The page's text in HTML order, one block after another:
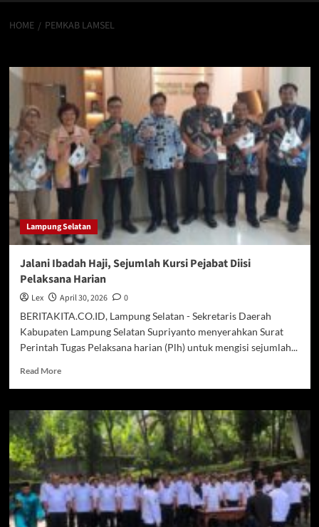
HOME PEMKAB LAMSEL
Lampung Selatan
Jalani Ibadah Haji, Sejumlah Kursi Pejabat Diisi
Pelaksana Harian
Lex April 30, 2026
0
BERITAKITA.CO.ID, Lampung Selatan - Sekretaris Daerah
Kabupaten Lampung Selatan Supriyanto menyerahkan Surat
Perintah Tugas Pelaksana harian (Plh) untuk mengisi sejumlah...
Read MoreRead
Jalani
Ibadah
Haji,
Sejumlah
Kursi
Pejabat
Diisi
Pelaksana
Harian